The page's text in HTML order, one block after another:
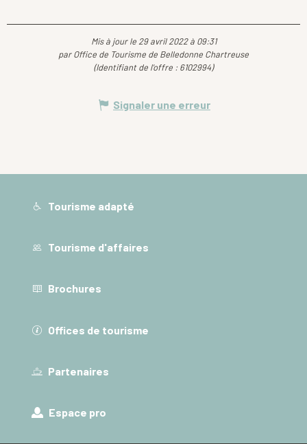
Mis à jour le 29 avril 2022 à 09:31
par Office de Tourisme de Belledonne Chartreuse
(Identifiant de l'offre : 6102994)
Signaler une erreur
Tourisme adapté
Tourisme d'affaires
Brochures
Offices de tourisme
Partenaires
Espace pro